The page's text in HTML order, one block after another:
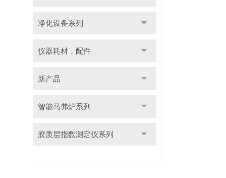
净化设备系列
仪器耗材，配件
新产品
智能马弗炉系列
胶质层指数测定仪系列